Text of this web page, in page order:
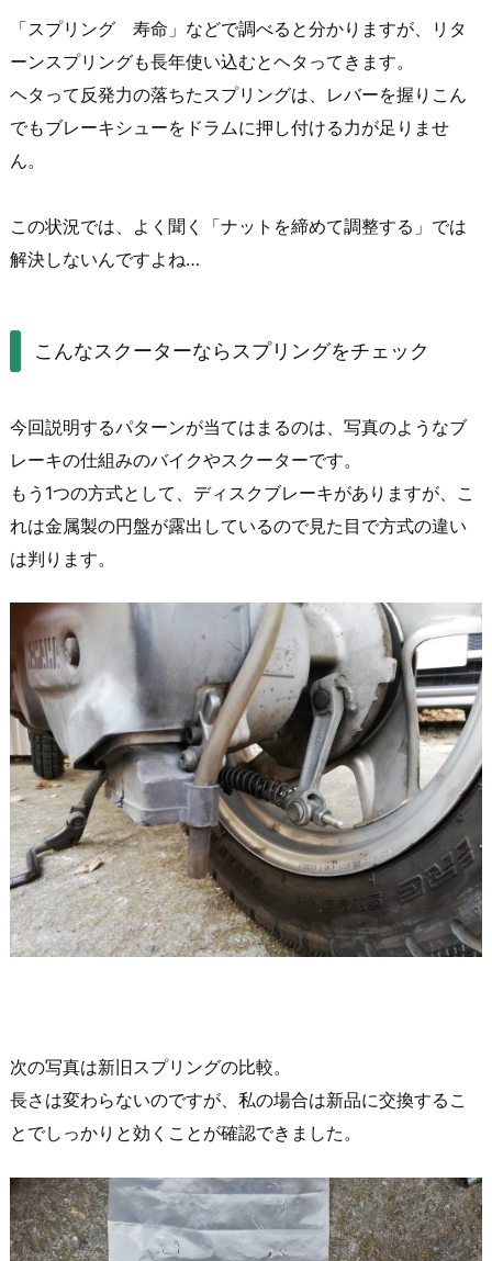
「スプリング 寿命」などで調べると分かりますが、リタ
ーンスプリングも長年使い込むとヘタってきます。
ヘタって反発力の落ちたスプリングは、レバーを握りこん
でもブレーキシューをドラムに押し付ける力が足りませ
ん。
この状況では、よく聞く「ナットを締めて調整する」では
解決しないんですよね…
こんなスクーターならスプリングをチェック
今回説明するパターンが当てはまるのは、写真のようなブ
レーキの仕組みのバイクやスクーターです。
もう1つの方式として、ディスクブレーキがありますが、こ
れは金属製の円盤が露出しているので見た目で方式の違い
は判ります。
次の写真は新旧スプリングの比較。
長さは変わらないのですが、私の場合は新品に交換するこ
とでしっかりと効くことが確認できました。